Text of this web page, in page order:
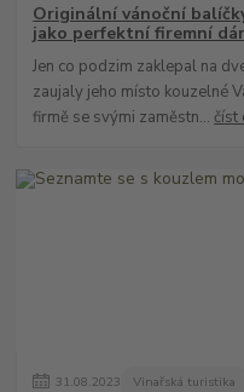
Originální vánoční
jako perfektní firemní
Jen co podzim zaklepal na
zaujaly jeho místo kouzelné
firmě se svými zaměstn... číst
31.08.2023 Vinařská turistika